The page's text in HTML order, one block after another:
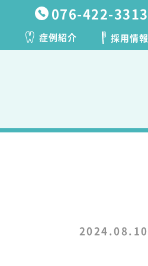
076-422-3313
症例紹介 採用情報
2024.08.10